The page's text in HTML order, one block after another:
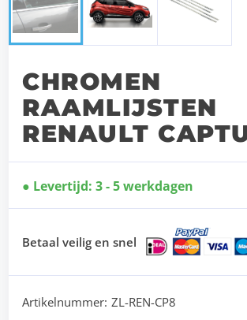
CHROMEN
RAAMLIJSTEN
RENAULT
Levertijd: 3 - 5 werkdagen
Betaal veilig en snel
Artikelnummer: ZL-REN-CP8